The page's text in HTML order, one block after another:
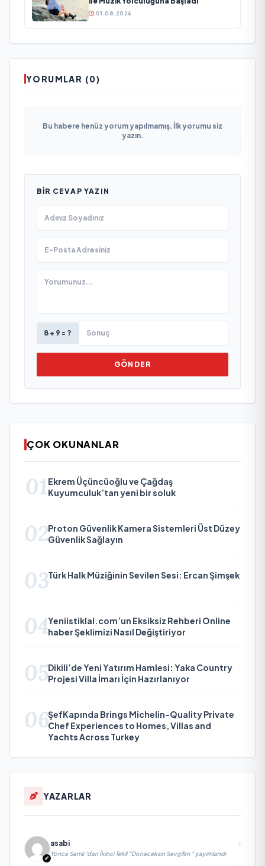
01.08.2026
YORUMLAR (0)
Bu habere henüz yorum yapılmamış. İlk yorumu siz
yazın.
BIR CEVAP YAZIN
8 + 9 = ?
GÖNDER
ÇOK OKUNANLAR
01 Ekrem Üçüncüoğlu ve Çağdaş
Kuyumculuk’tan yeni bir soluk
02Proton Güvenlik Kamera Sistemleri Üst Düzey
Güvenlik Sağlayın
03Türk Halk Müziğinin Sevilen Sesi: Ercan Şimşek
04Yeniistiklal.com’un Eksiksiz Rehberi Online
haber Şeklimizi Nasıl Değiştiriyor
05Dikili’de Yeni Yatırım Hamlesi: Yaka Country
Projesi Villa İmarı İçin Hazırlanıyor
06ŞefKapında Brings Michelin-Quality Private
Chef Experiences to Homes, Villas and
Yachts Across Turkey
YAZARLAR
asabi
Yonca Samlı ‘dan İkinci Tekli “Donacaksın Sevgilim “ yayımlandı